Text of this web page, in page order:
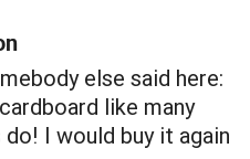
else said here:
like many
I would buy it again